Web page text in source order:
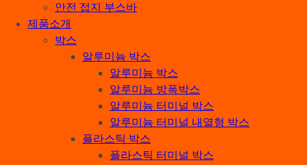
안전 접지 부스바
제품소개
박스
알루미늄 박스
알루미늄 박스
알루미늄 방폭박스
알루미늄 터미널 박스
알루미늄 터미널 내열형 박스
플라스틱 박스
플라스틱 터미널 박스